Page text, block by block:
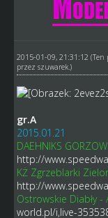
2015-01-09, 21:31:12 (Ten
przez szuwarek.)
gr.A
2015.01.21
DAEHNIKS
http://
KŻ Zgrzeblarki
http://
Ostrowskie Diabły -
world.pl/i,live-